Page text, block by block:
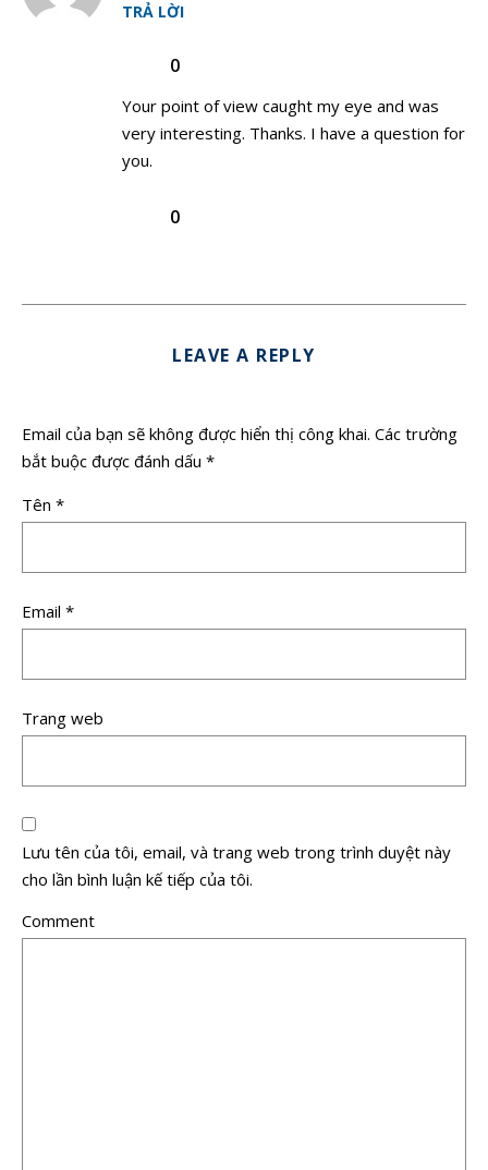
TRẢ LỜI
0
Your point of view caught my eye and was
very interesting. Thanks. I have a question for
you.
0
LEAVE A REPLY
Email của bạn sẽ không được hiển thị công khai. Các trường
bắt buộc được đánh dấu *
Tên *
Email *
Trang web
Lưu tên của tôi, email, và trang web trong trình duyệt này
cho lần bình luận kế tiếp của tôi.
Comment